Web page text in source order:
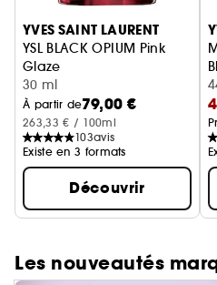
Ignorer le carrousel produits
YVES SAINT LAURENT
YSL BLACK OPIUM Pink
Glaze
Eau de Parfum femme
30 ml
À partir de79,00 €
263,33 € / 100ml
103avis
Existe en 3 formats
Découvrir
Les nouveautés